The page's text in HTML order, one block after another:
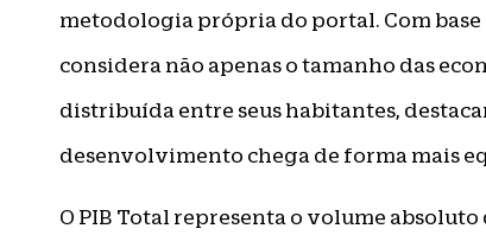
metodologia própria do portal. Com base
considera não apenas o tamanho das
distribuída entre seus habitantes,
desenvolvimento chega de forma mais
O PIB Total representa o volume